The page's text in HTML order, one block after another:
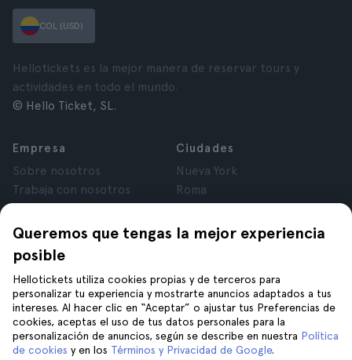
Queremos que tengas la mejor experiencia
posible
Hellotickets utiliza cookies propias y de terceros para
personalizar tu experiencia y mostrarte anuncios adaptados a tus
intereses. Al hacer clic en “Aceptar” o ajustar tus Preferencias de
cookies, aceptas el uso de tus datos personales para la
personalización de anuncios, según se describe en nuestra Política
de cookies y en los Términos y Privacidad de Google.
COL (USD)
Hellotickets es la mejor manera de reservar tours y
actividades en todo el mundo.
© Hello Ticket, SL.
Empresa
Sobre nosotros
Trabaja con nosotros
Opiniones
Privacidad
Términos y Condiciones
Aviso Legal
Cookies
Ciudades
Nueva York
Roma
Londres
Granada
Tenerife
Ayuda Síguenos en